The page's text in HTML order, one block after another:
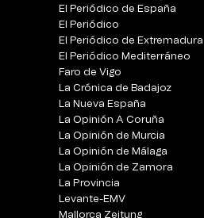
El Periódico de España
El Periódico
El Periódico de Extremadura
El Periódico Mediterráneo
Faro de Vigo
La Crónica de Badajoz
La Nueva España
La Opinión A Coruña
La Opinión de Murcia
La Opinión de Málaga
La Opinión de Zamora
La Provincia
Levante-EMV
Mallorca Zeitung